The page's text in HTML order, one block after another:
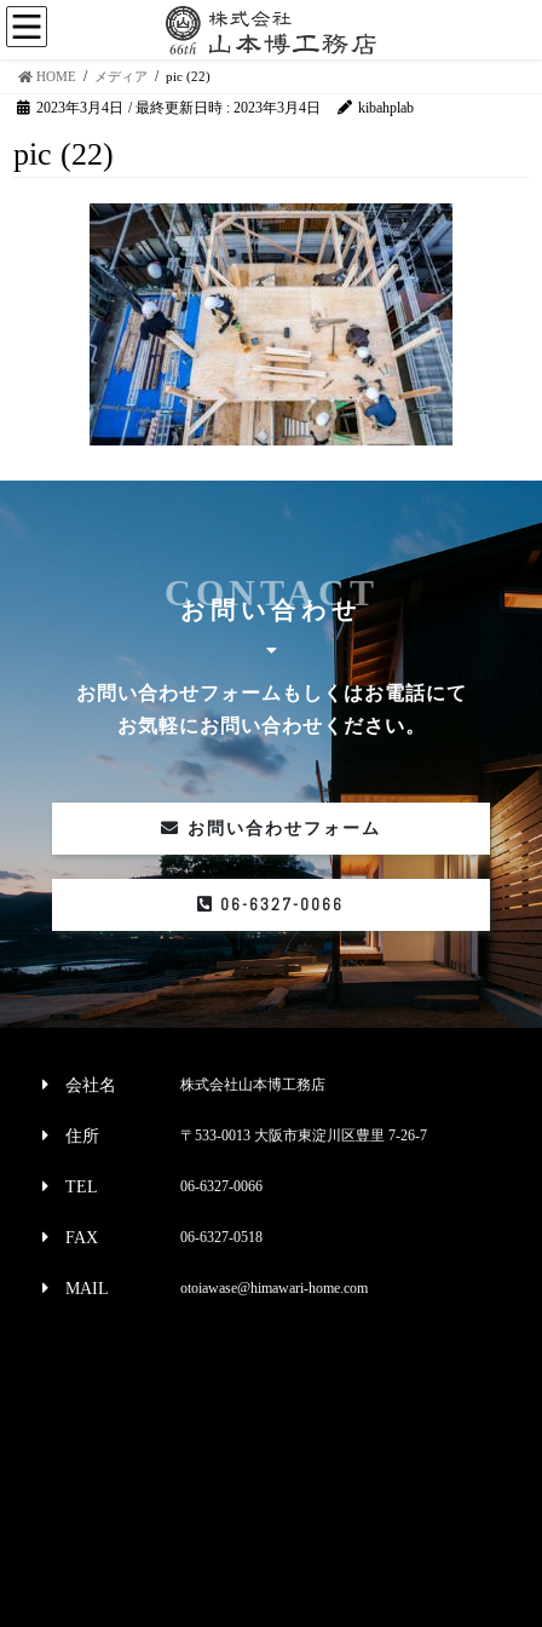
HOME メディア pic (22)
2023年3月4日 / 最終更新日時 :2023年3月4日 kibahplab
pic (22)
お問い合わせ
CONTACT
お問い合わせフォームもしくはお電話にて
お気軽にお問い合わせください。
お問い合わせフォーム
06-6327-0066
会社名 株式会社山本博工務店
住所 〒533-0013 大阪市東淀川区豊里 7-26-7
TEL 06-6327-0066
FAX 06-6327-0518
MAIL otoiawase@himawari-home.com